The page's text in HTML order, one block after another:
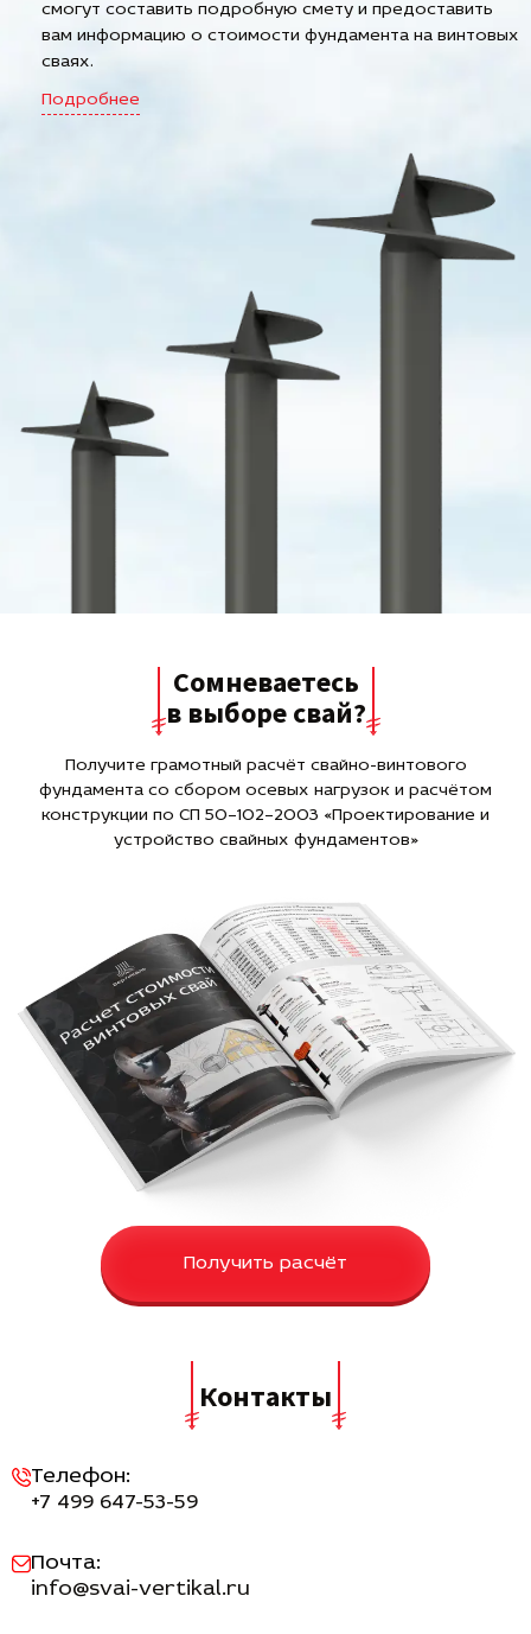
смогут составить подробную смету и предоставить
вам информацию о стоимости фундамента на винтовых
сваях.
Подробнее
Сомневаетесь
в выборе свай?
Получите грамотный расчёт свайно-винтового
фундамента со сбором осевых нагрузок и расчётом
конструкции по СП 50–102–2003 «Проектирование и
устройство свайных фундаментов»
Получить расчёт
Контакты
Телефон:
+7 499 647-53-59
Почта:
info@svai-vertikal.ru